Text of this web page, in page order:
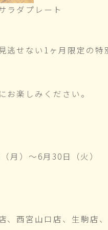
ラダプレート
逃せない1ヶ月限定の特
お楽しみください。
月）～6月30日（火）
、西宮山口店、生駒店